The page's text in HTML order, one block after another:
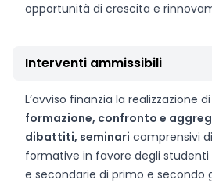
opportunità di crescita e
Interventi ammissibili
L’avviso finanzia la realizzazione di
formazione, confronto e
dibattiti, seminari comprensivi
formative in favore degli studenti
e secondarie di primo e secondo